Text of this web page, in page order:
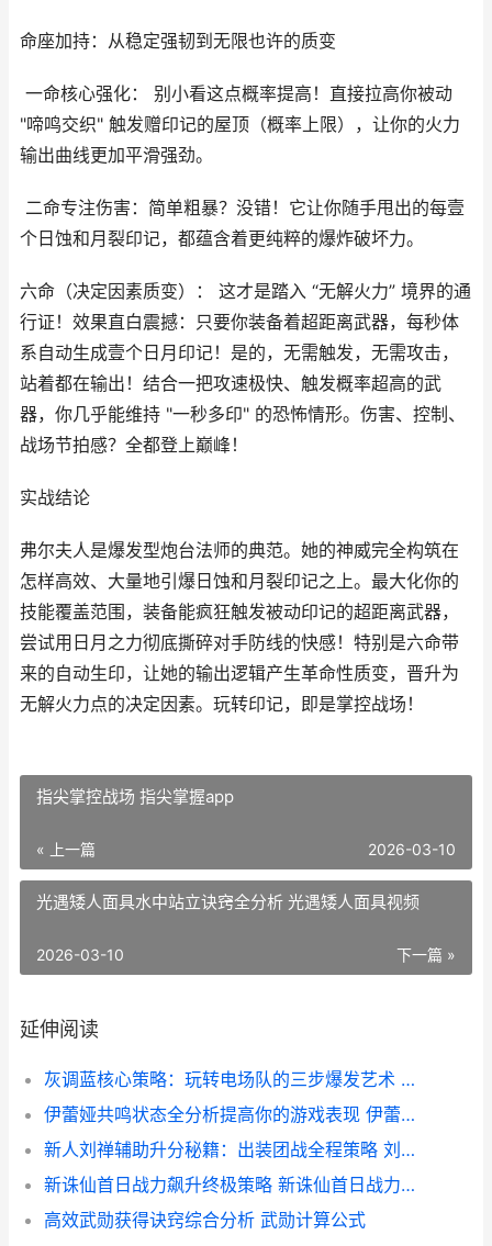
命座加持：从稳定强韧到无限也许的质变
一命核心强化： 别小看这点概率提高！直接拉高你被动
"啼鸣交织" 触发赠印记的屋顶（概率上限），让你的火力
输出曲线更加平滑强劲。
二命专注伤害：简单粗暴？没错！它让你随手甩出的每壹
个日蚀和月裂印记，都蕴含着更纯粹的爆炸破坏力。
六命（决定因素质变）： 这才是踏入 “无解火力” 境界的通
行证！效果直白震撼：只要你装备着超距离武器，每秒体
系自动生成壹个日月印记！是的，无需触发，无需攻击，
站着都在输出！结合一把攻速极快、触发概率超高的武
器，你几乎能维持 "一秒多印" 的恐怖情形。伤害、控制、
战场节拍感？全都登上巅峰！
实战结论
弗尔夫人是爆发型炮台法师的典范。她的神威完全构筑在
怎样高效、大量地引爆日蚀和月裂印记之上。最大化你的
技能覆盖范围，装备能疯狂触发被动印记的超距离武器，
尝试用日月之力彻底撕碎对手防线的快感！特别是六命带
来的自动生印，让她的输出逻辑产生革命性质变，晋升为
无解火力点的决定因素。玩转印记，即是掌控战场！
指尖掌控战场 指尖掌握app
« 上一篇 2026-03-10
光遇矮人面具水中站立诀窍全分析 光遇矮人面具视频
下一篇 »
2026-03-10
延伸阅读
灰调蓝核心策略：玩转电场队的三步爆发艺术 调灰蓝需要哪几种色
伊蕾娅共鸣状态全分析提高你的游戏表现 伊蕾亚表情包
新人刘禅辅助升分秘籍：出装团战全程策略 刘禅辅助装备怎么出
新诛仙首日战力飙升终极策略 新诛仙首日战力多少
高效武勋获得诀窍综合分析 武勋计算公式